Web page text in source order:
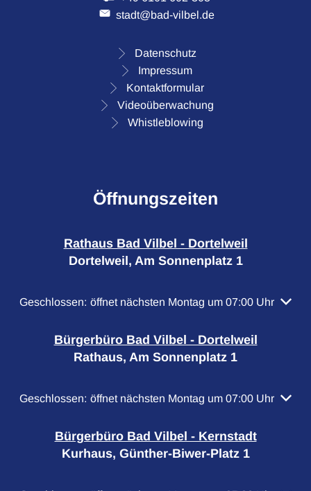
stadt@bad-vilbel.de
Datenschutz
Impressum
Kontaktformular
Videoüberwachung
Whistleblowing
Öffnungszeiten
Rathaus Bad Vilbel - Dortelweil
Dortelweil, Am Sonnenplatz 1
Klicken, um weitere Öffnungs- oder Schließzeiten
Geschlossen: öffnet nächsten Montag um 07:00 Uhr
Bürgerbüro Bad Vilbel - Dortelweil
Rathaus, Am Sonnenplatz 1
Klicken, um weitere Öffnungs- oder Schließzeiten
Geschlossen: öffnet nächsten Montag um 07:00 Uhr
Bürgerbüro Bad Vilbel - Kernstadt
Kurhaus, Günther-Biwer-Platz 1